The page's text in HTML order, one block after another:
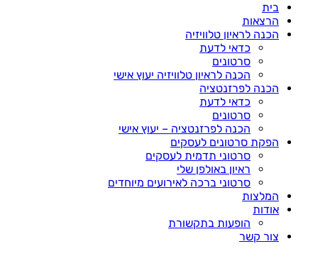
בית
הרצאות
הכנה לראיון טלוויזיה
כדאי לדעת
סרטונים
הכנה לראיון טלוויזיה יעוץ אישי
הכנה לפרזנטציה
כדאי לדעת
סרטונים
הכנה לפרזנטציה – יעוץ אישי
הפקת סרטונים לעסקים
סרטוני תדמית לעסקים
ראיון באולפן שלי
סרטוני ברכה לאירועים מיוחדים
המלצות
אודות
הופעות בתקשורת
צור קשר